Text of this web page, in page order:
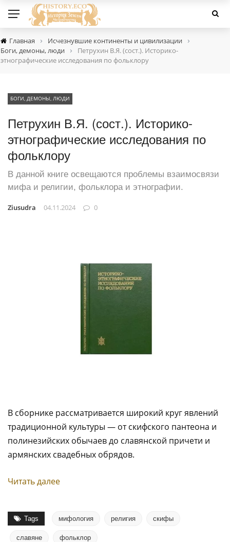
Главная › Исчезнувшие континенты и цивилизации ›
Боги, демоны, люди ›
Петрухин В.Я. (сост.). Историко-
этнографические исследования по фольклору
БОГИ, ДЕМОНЫ, ЛЮДИ
Петрухин В.Я. (сост.). Историко-
этнографические исследования по
фольклору
В данной книге освещаются проблемы взаимосвязи
мифа и религии, фольклора и этнографии.
Ziusudra 04.11.2024 0
В сборнике рассматривается широкий круг явлений
традиционной культуры — от скифского пантеона и
полинезийских обычаев до славянской причети и
армянских свадебных обрядов.
Читать далее
Tags мифология религия скифы
славяне фольклор